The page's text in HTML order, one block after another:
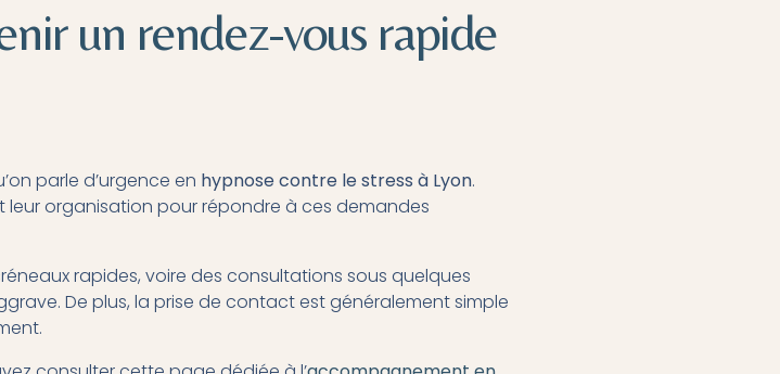
un rendez-vous rapide
parle d’urgence en hypnose contre le stress à Lyon.
organisation pour répondre à ces demandes
rapides, voire des consultations sous quelques
De plus, la prise de contact est généralement simple